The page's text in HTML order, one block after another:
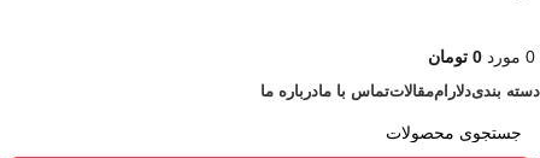
0 مورد 0 تومان
دسته بندیدلاراممقالاتتماس با مادرباره ما